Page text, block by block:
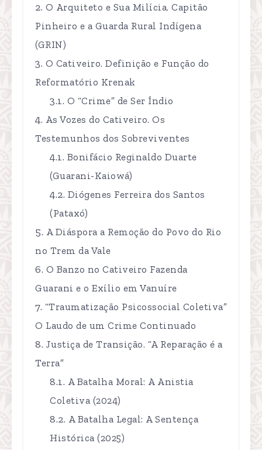
O Arquiteto e Sua Milícia. Capitão
Pinheiro e a Guarda Rural Indígena
(GRIN)
O Cativeiro. Definição e Função do
Reformatório Krenak
O “Crime” de Ser Índio
As Vozes do Cativeiro. Os
Testemunhos dos Sobreviventes
Bonifácio Reginaldo Duarte
(Guarani-Kaiowá)
Diógenes Ferreira dos Santos
(Pataxó)
A Diáspora a Remoção do Povo do Rio
no Trem da Vale
O Banzo no Cativeiro Fazenda
Guarani e o Exílio em Vanuíre
“Traumatização Psicossocial Coletiva”
O Laudo de um Crime Continuado
Justiça de Transição. “A Reparação é a
Terra”
A Batalha Moral: A Anistia
Coletiva (2024)
A Batalha Legal: A Sentença
Histórica (2025)